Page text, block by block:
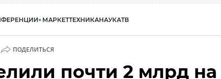
МАРКЕТТЕХНИКАНАУКАТВ
ПОДЕЛИТЬСЯ
почти 2 млрд на